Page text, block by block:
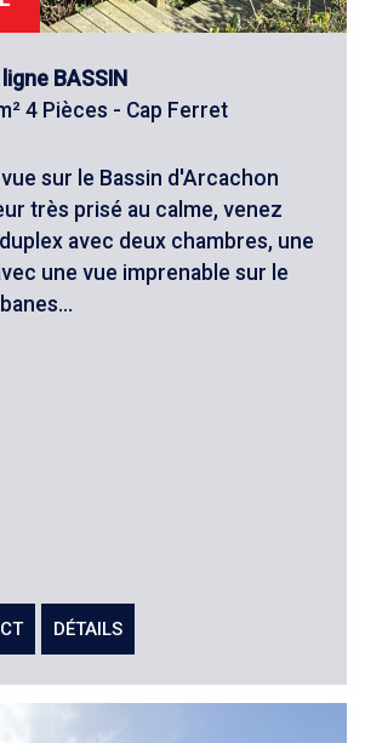
BASSIN
4 Pièces - Cap Ferret
vue sur le Bassin d'Arcachon
très prisé au calme, venez
avec deux chambres, une
une vue imprenable sur le
DÉTAILS